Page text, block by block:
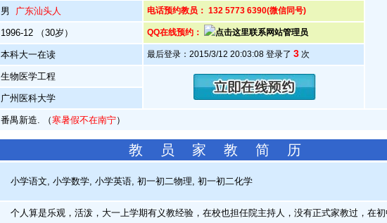
男 广东汕头人 电话预约教员： 132 5773 6390(微信同号)
1996-12 （30岁） QQ在线预约：
本科大一在读 最后登录：2015/3/12 20:03:08 登录了 3次
生物医学工程
广州医科大学
番禺新造. （寒暑假不在南宁）
教 员 家 教 简 历
小学语文, 小学数学, 小学英语, 初一初二物理, 初一初二化学
个人算是乐观，活泼，大一上学期有义教经验，在校也担任院主持人，没有正式家教过，在